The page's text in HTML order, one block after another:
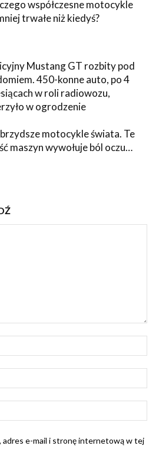
współczesne motocykle
trwałe niż kiedyś?
Mustang GT rozbity pod
450-konne auto, po 4
w roli radiowozu,
w ogrodzenie
motocykle świata. Te
maszyn wywołuje ból oczu…
adres e-mail i stronę internetową w tej